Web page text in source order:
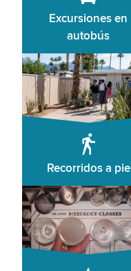
Excursiones en
autobús
Recorridos a pie